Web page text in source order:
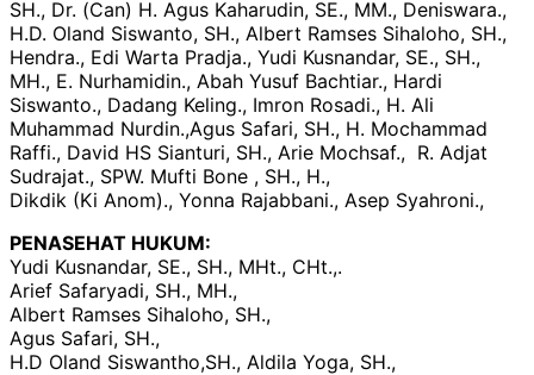
SH., Dr. (Can) H. Agus Kaharudin, SE., MM., Deniswara.,
H.D. Oland Siswanto, SH., Albert Ramses Sihaloho, SH.,
Hendra., Edi Warta Pradja., Yudi Kusnandar, SE., SH.,
MH., E. Nurhamidin., Abah Yusuf Bachtiar., Hardi
Siswanto., Dadang Keling., Imron Rosadi., H. Ali
Muhammad Nurdin.,Agus Safari, SH., H. Mochammad
Raffi., David HS Sianturi, SH., Arie Mochsaf., R. Adjat
Sudrajat., SPW. Mufti Bone , SH., H.,
Dikdik (Ki Anom)., Yonna Rajabbani., Asep Syahroni.,
PENASEHAT HUKUM:
Yudi Kusnandar, SE., SH., MHt., CHt.,.
Arief Safaryadi, SH., MH.,
Albert Ramses Sihaloho, SH.,
Agus Safari, SH.,
H.D Oland Siswantho,SH., Aldila Yoga, SH.,